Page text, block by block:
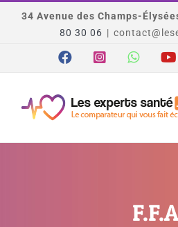
Passer34 Avenue des Champs-
80 30 06 |
FacebookInstagram
F.F.A